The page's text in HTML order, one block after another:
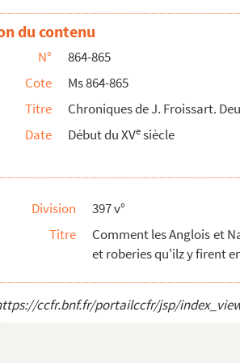
et de la mort du roy Henry d'...
sire Jehan Froissart.
du château de Ventadour en Auve...
son voyage en Escoce, et le contempt qu...
pour rejoindre le duc de Bretagne...
et Aymerigos et leur compaignon...
d'armes bretons qui guerroyent...
au duc d'Anjou. Et comment messire ...
et des Flamens, et comment les Blans ...
devers le conte de Flandres pour la c...
bourgeois révoltés et le comte de Fland...
du contenu
N°
864-865
Cote
Ms 864-865
Titre
Chroniques de J. Froissart.
Date
Début du XVesiècle
Division
397 v°
Titre
Comment les Anglois et
et roberies qu'ilz y firent
ccfr.bnf.fr/portailccfr/jsp/